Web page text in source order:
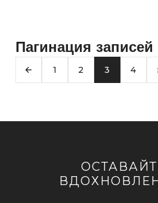
Пагинация записей
1 2 3 4